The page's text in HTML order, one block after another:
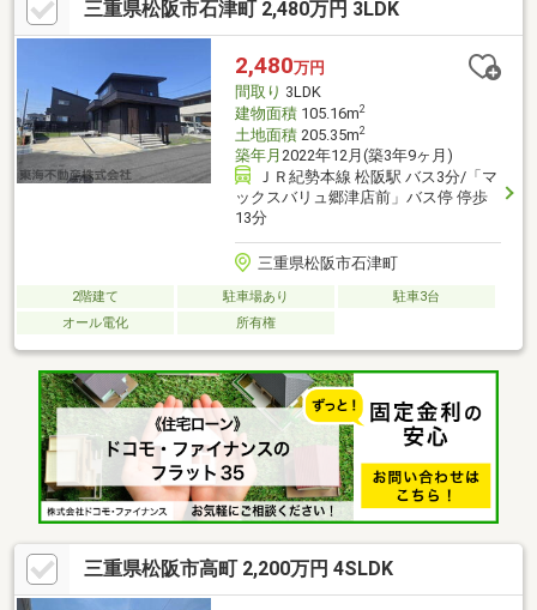
量〇ぎゅーとらラブリー大黒田店まで約400ｍ、買い物便利です
三重県松阪市石津町 2,480万円 3LDK
2,480万円
間取り 3LDK
建物面積105.16m2
土地面積205.35m2
築年月 2022年12月(築3年9ヶ月)
ＪＲ紀勢本線 松阪駅 バス3分/「マ
ックスバリュ郷津店前」バス停 停歩
13分
三重県松阪市石津町
2階建て 駐車場あり
駐車3台
オール電化
所有権
三重県松阪市高町 2,200万円 4SLDK